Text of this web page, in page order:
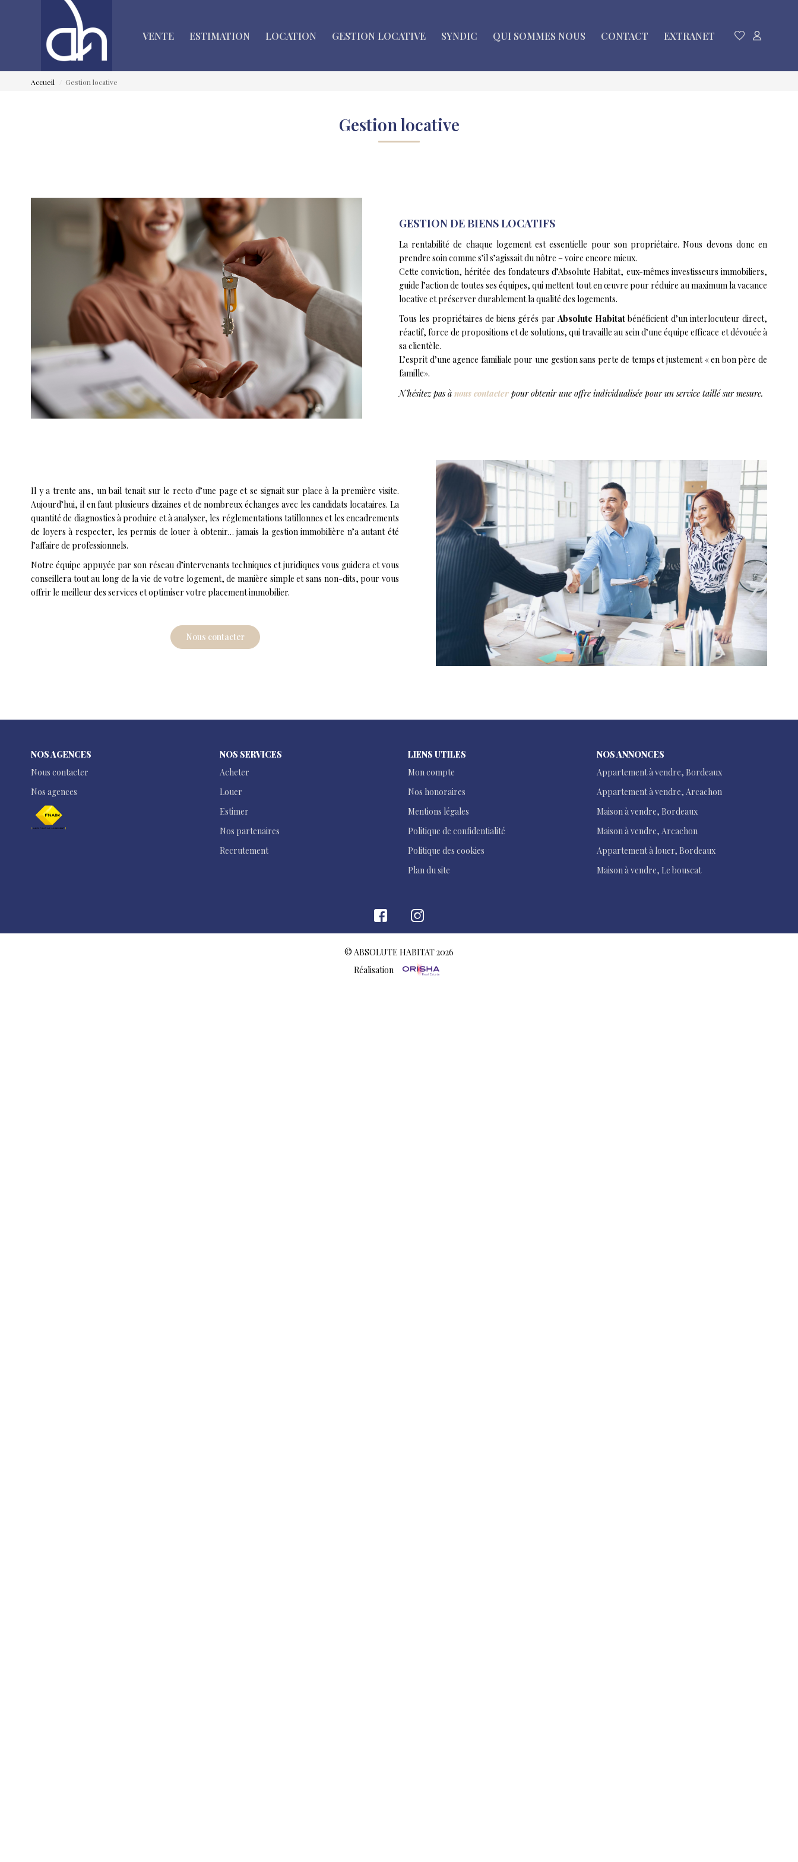
VENTE ESTIMATION LOCATION GESTION LOCATIVE SYNDIC QUI SOMMES NOUS CONTACT EXTRANET
Accueil Gestion locative
Gestion locative
GESTION DE BIENS LOCATIFS
La rentabilité de chaque logement est essentielle pour son propriétaire. Nous devons donc en
prendre soin comme s’il s’agissait du nôtre – voire encore mieux.
Cette conviction, héritée des fondateurs d’Absolute Habitat, eux-mêmes investisseurs immobiliers,
guide l’action de toutes ses équipes, qui mettent tout en œuvre pour réduire au maximum la vacance
locative et préserver durablement la qualité des logements.
Tous les propriétaires de biens gérés par Absolute Habitatbénéficient d’un interlocuteur direct,
réactif, force de propositions et de solutions, qui travaille au sein d’une équipe efficace et dévouée à
sa clientèle.
L’esprit d’une agence familiale pour une gestion sans perte de temps et justement « en bon père de
famille».
N’hésitez pas à nous contacter pour obtenir une offre individualisée pour un service taillé sur mesure.
Il y a trente ans, un bail tenait sur le recto d’une page et se signait sur place à la première visite.
Aujourd’hui, il en faut plusieurs dizaines et de nombreux échanges avec les candidats locataires. La
quantité de diagnostics à produire et à analyser, les réglementations tatillonnes et les encadrements
de loyers à respecter, les permis de louer à obtenir… jamais la gestion immobilière n’a autant été
l’affaire de professionnels.
Notre équipe appuyée par son réseau d’intervenants techniques et juridiques vous guidera et vous
conseillera tout au long de la vie de votre logement, de manière simple et sans non-dits, pour vous
offrir le meilleur des services et optimiser votre placement immobilier.
Nous contacter
NOS AGENCES
Nous contacter
Nos agences
NOS SERVICES
Acheter
Louer
Estimer
Nos partenaires
Recrutement
LIENS UTILES
Mon compte
Nos honoraires
Mentions légales
Politique de confidentialité
Politique des cookies
Plan du site
NOS ANNONCES
Appartement à vendre, Bordeaux
Appartement à vendre, Arcachon
Maison à vendre, Bordeaux
Maison à vendre, Arcachon
Appartement à louer, Bordeaux
Maison à vendre, Le bouscat
© ABSOLUTE HABITAT 2026
Réalisation